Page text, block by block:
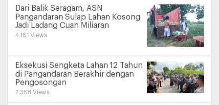
Dari Balik Seragam, ASN
Pangandaran Sulap Lahan Kosong
Jadi Ladang Cuan Miliaran
4.161 Views
Eksekusi Sengketa Lahan 12 Tahun
di Pangandaran Berakhir dengan
Pengosongan
2.368 Views